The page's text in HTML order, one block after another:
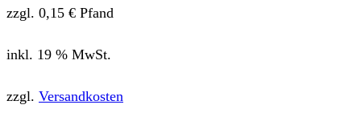
zzgl. 0,15 € Pfand
inkl. 19 % MwSt.
zzgl. Versandkosten